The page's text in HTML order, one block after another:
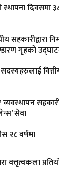
दिवसमा ३८
सहकारीद्वारा
गृहको
सेवा
२८ वर्षमा
वत्तृत्वकला